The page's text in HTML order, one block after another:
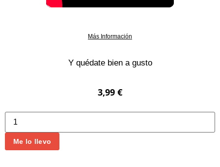
Más Información
Y quédate bien a gusto
3,99 €
Me lo llevo